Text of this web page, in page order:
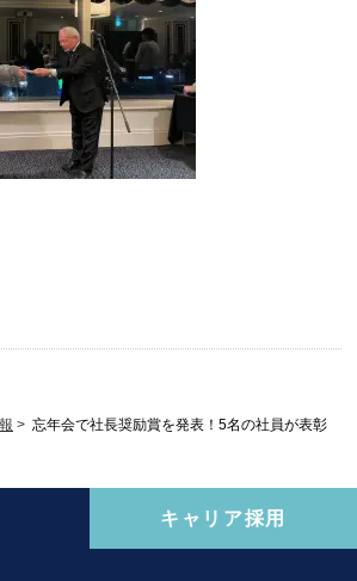
> 忘年会で社長奨励賞を発表！5名の社員が表彰
キャリア採用